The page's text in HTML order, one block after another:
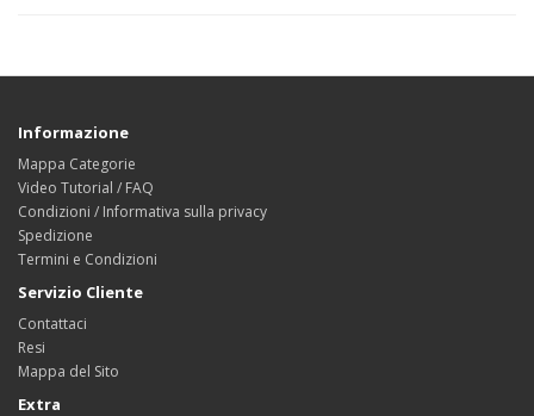
Informazione
Mappa Categorie
Video Tutorial / FAQ
Condizioni / Informativa sulla privacy
Spedizione
Termini e Condizioni
Servizio Cliente
Contattaci
Resi
Mappa del Sito
Extra